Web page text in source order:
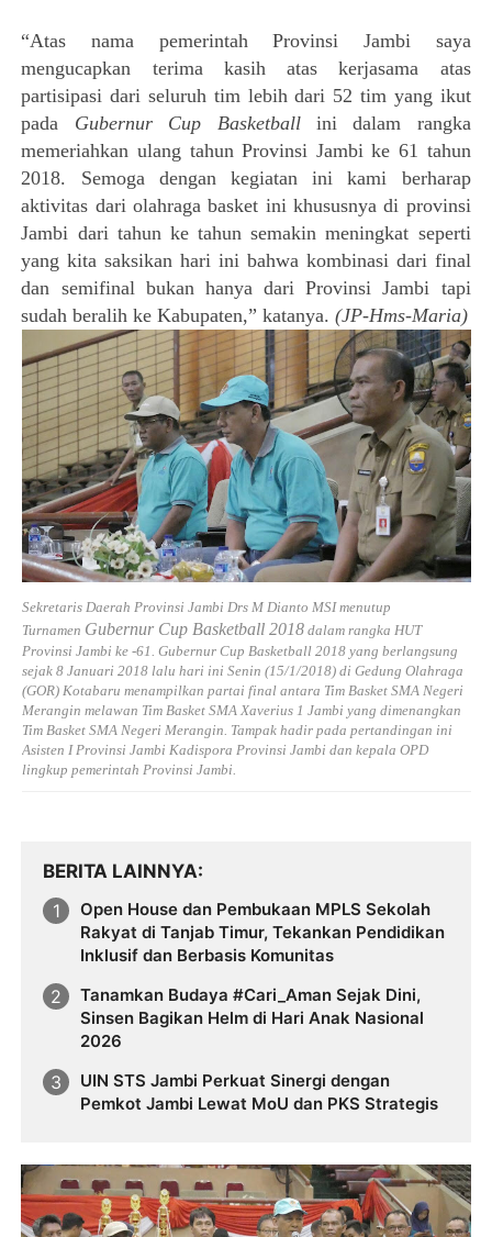
“Atas nama pemerintah Provinsi Jambi saya
mengucapkan terima kasih atas kerjasama atas
partisipasi dari seluruh tim lebih dari 52 tim yang ikut
pada Gubernur Cup Basketballini dalam rangka
memeriahkan ulang tahun Provinsi Jambi ke 61 tahun
2018. Semoga dengan kegiatan ini kami berharap
aktivitas dari olahraga basket ini khususnya di provinsi
Jambi dari tahun ke tahun semakin meningkat seperti
yang kita saksikan hari ini bahwa kombinasi dari final
dan semifinal bukan hanya dari Provinsi Jambi tapi
sudah beralih ke Kabupaten,” katanya.(JP-Hms-Maria)
Sekretaris Daerah Provinsi Jambi Drs M Dianto MSI menutup
Turnamen Gubernur Cup Basketball 2018dalam rangka HUT
Provinsi Jambi ke -61. Gubernur Cup Basketball 2018 yang berlangsung
sejak 8 Januari 2018 lalu hari ini Senin (15/1/2018) di Gedung Olahraga
(GOR) Kotabaru menampilkan partai final antara Tim Basket SMA Negeri
Merangin melawan Tim Basket SMA Xaverius 1 Jambi yang dimenangkan
Tim Basket SMA Negeri Merangin. Tampak hadir pada pertandingan ini
Asisten I Provinsi Jambi Kadispora Provinsi Jambi dan kepala OPD
lingkup pemerintah Provinsi Jambi.
BERITA LAINNYA
Open House dan Pembukaan MPLS Sekolah
Rakyat di Tanjab Timur, Tekankan Pendidikan
Inklusif dan Berbasis Komunitas
Tanamkan Budaya #Cari_Aman Sejak Dini,
Sinsen Bagikan Helm di Hari Anak Nasional
2026
UIN STS Jambi Perkuat Sinergi dengan
Pemkot Jambi Lewat MoU dan PKS Strategis